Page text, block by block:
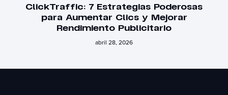
ClickTraffic: 7 Estrategias Poderosas
para Aumentar Clics y Mejorar
Rendimiento Publicitario
abril 28, 2026